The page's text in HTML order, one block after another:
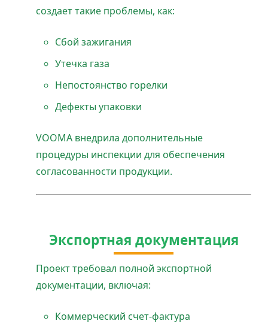
создает такие проблемы, как:
Сбой зажигания
Утечка газа
Непостоянство горелки
Дефекты упаковки
VOOMA внедрила дополнительные
процедуры инспекции для обеспечения
согласованности продукции.
Экспортная документация
Проект требовал полной экспортной
документации, включая:
Коммерческий счет-фактура